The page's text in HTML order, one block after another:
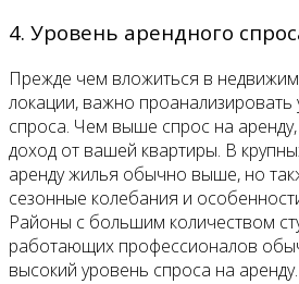
4. Уровень арендного
Прежде чем вложиться в
локации, важно проанализировать
спроса. Чем выше спрос на
доход от вашей квартиры. В
аренду жилья обычно выше, но
сезонные колебания и
Районы с большим количеством
работающих профессионалов
высокий уровень спроса на аренду.